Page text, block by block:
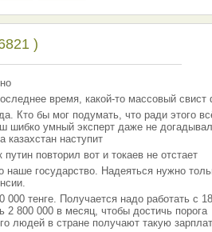
)
время, какой-то массовый свист
Кто бы мог подумать, что ради этого
шибко умный эксперт даже не
казахстан наступит
повторил вот и токаев не отстает
наше государство. Надеяться нужно
000 тенге. Получается надо работать с
2 800 000 в месяц, чтобы достичь порога
людей в стране получают такую